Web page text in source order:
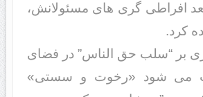
افراطی گری های مسئولانش،
کرد.
بر “سلب حق الناس” در فضای
می شود «رخوت و سستی»